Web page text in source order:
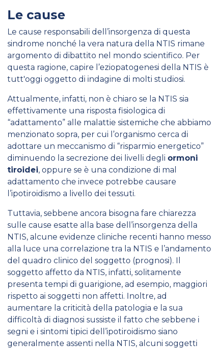
Le cause
Le cause responsabili dell’insorgenza di questa
sindrome nonché la vera natura della NTIS rimane
argomento di dibattito nel mondo scientifico. Per
questa ragione, capire l’eziopatogenesi della NTIS è
tutt'oggi oggetto di indagine di molti studiosi.
Attualmente, infatti, non è chiaro se la NTIS sia
effettivamente una risposta fisiologica di
“adattamento” alle malattie sistemiche che abbiamo
menzionato sopra, per cui l’organismo cerca di
adottare un meccanismo di “risparmio energetico”
diminuendo la secrezione dei livelli degli ormoni
tiroidei, oppure se è una condizione di mal
adattamento che invece potrebbe causare
l’ipotiroidismo a livello dei tessuti.
Tuttavia, sebbene ancora bisogna fare chiarezza
sulle cause esatte alla base dell’insorgenza della
NTIS, alcune evidenze cliniche recenti hanno messo
alla luce una correlazione tra la NTIS e l’andamento
del quadro clinico del soggetto (prognosi). Il
soggetto affetto da NTIS, infatti, solitamente
presenta tempi di guarigione, ad esempio, maggiori
rispetto ai soggetti non affetti. Inoltre, ad
aumentare la criticità della patologia e la sua
difficoltà di diagnosi sussiste il fatto che sebbene i
segni e i sintomi tipici dell’ipotiroidismo siano
generalmente assenti nella NTIS, alcuni soggetti